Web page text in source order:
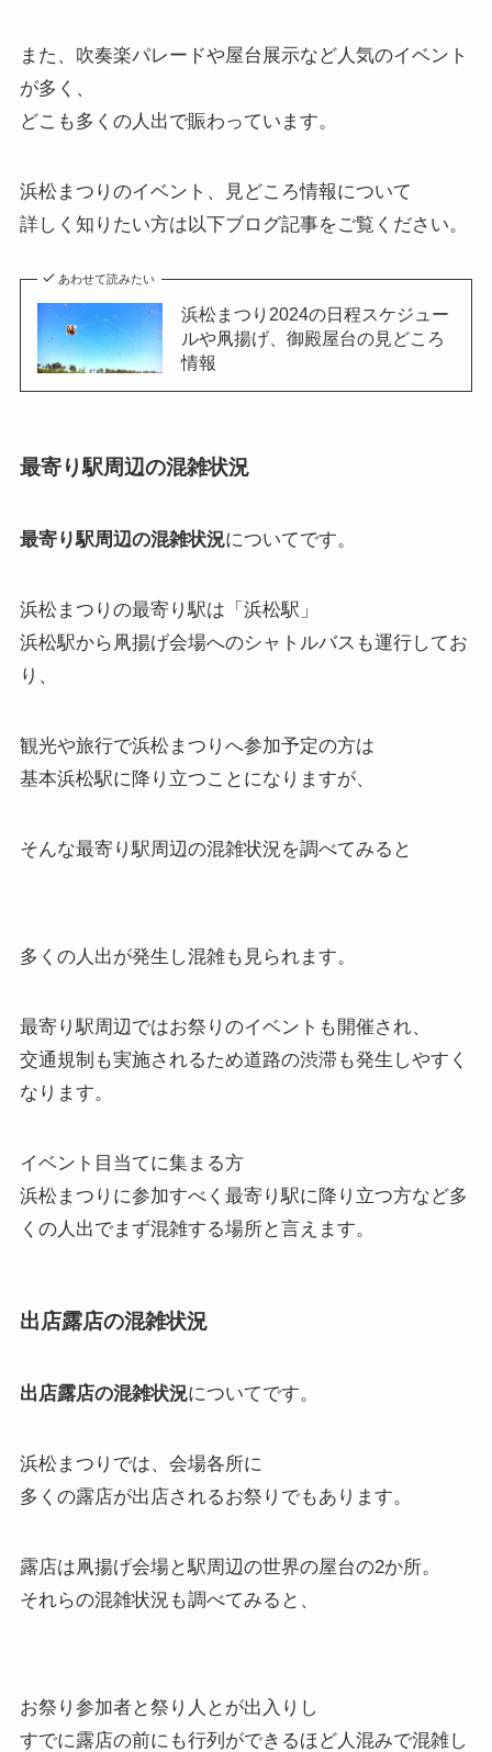
また、吹奏楽パレードや屋台展示など人気のイベント
が多く、
どこも多くの人出で賑わっています。
浜松まつりのイベント、見どころ情報について
詳しく知りたい方は以下ブログ記事をご覧ください。
あわせて読みたい
浜松まつり2024の日程スケジュー
ルや凧揚げ、御殿屋台の見どころ
情報
最寄り駅周辺の混雑状況
最寄り駅周辺の混雑状況についてです。
浜松まつりの最寄り駅は「浜松駅」
浜松駅から凧揚げ会場へのシャトルバスも運行してお
り、
観光や旅行で浜松まつりへ参加予定の方は
基本浜松駅に降り立つことになりますが、
そんな最寄り駅周辺の混雑状況を調べてみると
多くの人出が発生し混雑も見られます。
最寄り駅周辺ではお祭りのイベントも開催され、
交通規制も実施されるため道路の渋滞も発生しやすく
なります。
イベント目当てに集まる方
浜松まつりに参加すべく最寄り駅に降り立つ方など多
くの人出でまず混雑する場所と言えます。
出店露店の混雑状況
出店露店の混雑状況についてです。
浜松まつりでは、会場各所に
多くの露店が出店されるお祭りでもあります。
露店は凧揚げ会場と駅周辺の世界の屋台の2か所。
それらの混雑状況も調べてみると、
お祭り参加者と祭り人とが出入りし
すでに露店の前にも行列ができるほど人混みで混雑し